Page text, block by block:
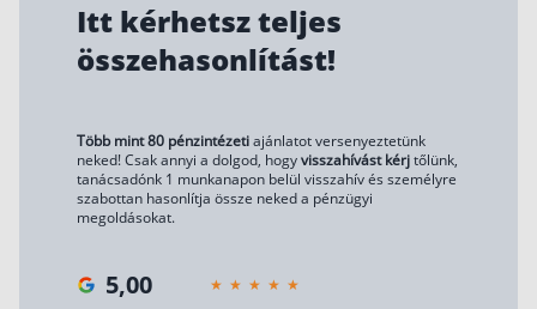
Rólunk
Casco
Utasbiztosítás
Lakásbiztosítás: válaszok az 50 leggyakoribb
Minősített Fogyasztóbarát Otthonbiztosítás
Itt kérhetsz teljes
összehasonlítást!
Több mint 80 pénzintézetiajánlatot versenyeztetünk
neked! Csak annyi a dolgod, hogyvisszahívást kérjtőlünk,
tanácsadónk 1 munkanapon belül visszahív és személyre
szabottan hasonlítja össze neked a pénzügyi
megoldásokat.
5,00